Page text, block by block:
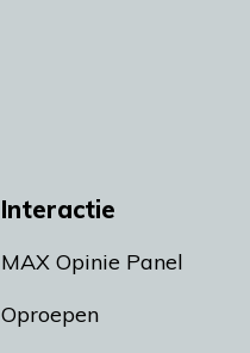
Interactie
MAX Opinie Panel
Oproepen